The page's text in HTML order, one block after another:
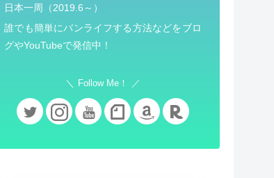
日本一周（2019.6～）
誰でも簡単にバンライフする方法などをブロ
グやYouTubeで発信中！
Follow Me！